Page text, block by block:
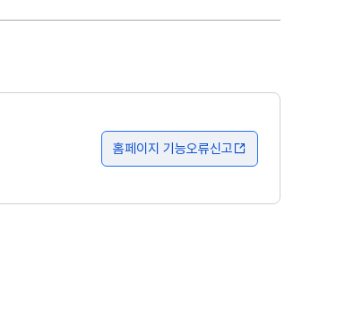
홈페이지 기능오류신고